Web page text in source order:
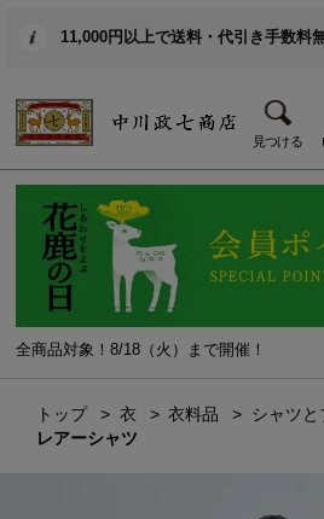
11,000円以上で送料・代引き手数料
見つける
全商品対象！8/18（火）まで開催！
トップ 衣 衣料品 シャツと
レアーシャツ